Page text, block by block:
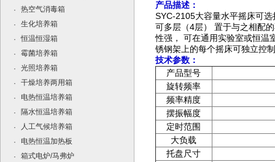
·
热空气消毒箱
·
生化培养箱
·
恒温恒湿箱
·
霉菌培养箱
·
光照培养箱
·
干燥培养两用箱
·
电热恒温培养箱
·
隔水恒温培养箱
·
人工气候培养箱
·
电热恒温加热板
·
箱式电炉/马弗炉
产品描述：
SYC-2105大容量水平摇床可
可多层（4层）
置于与之相配
性强，
可在通用实验室或恒温
锈钢架上的每个摇床可独立控
技术参数：
产品型号
旋转频率
频率精度
摆振幅度
定时范围
大负载
托盘尺寸